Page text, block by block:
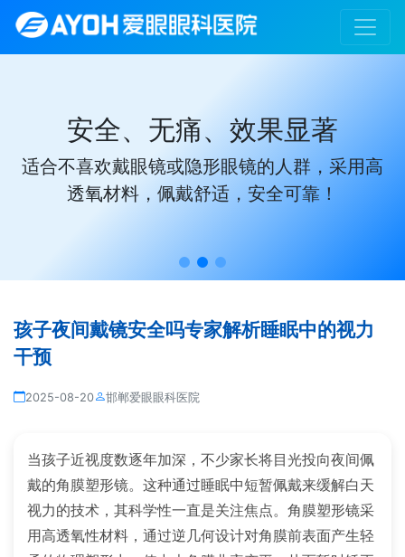
安全、无痛、效果显著
适合不喜欢戴眼镜或隐形眼镜的人群，采用高
透氧材料，佩戴舒适，安全可靠！
孩子夜间戴镜安全吗专家解析睡眠中的视力
干预
2025-08-20 邯郸爱眼眼科医院
当孩子近视度数逐年加深，不少家长将目光投向夜间佩
戴的角膜塑形镜。这种通过睡眠中短暂佩戴来缓解白天
视力的技术，其科学性一直是关注焦点。角膜塑形镜采
用高透氧性材料，通过逆几何设计对角膜前表面产生轻